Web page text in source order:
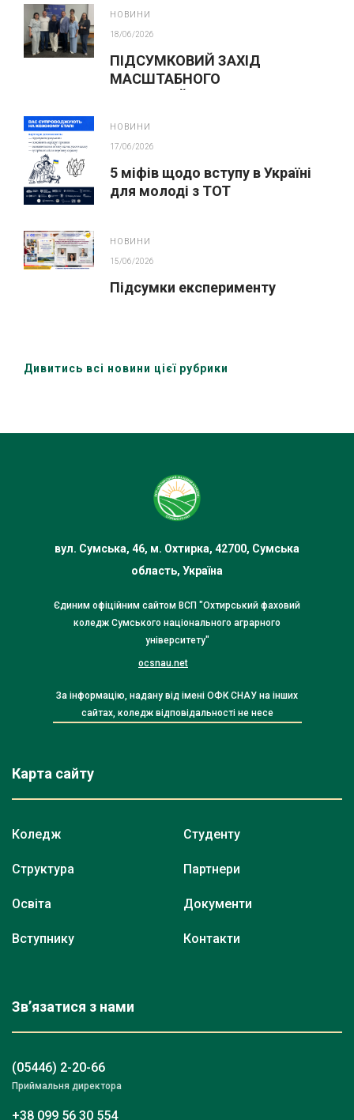
НОВИНИ
18/06/2026
ПІДСУМКОВИЙ ЗАХІД
МАСШТАБНОГО
НОВИНИ
17/06/2026
5 міфів щодо вступу в Україні
для молоді з ТОТ
НОВИНИ
15/06/2026
Підсумки експерименту
Дивитись всі новини цієї рубрики
вул. Сумська, 46, м. Охтирка, 42700, Сумська
область, Україна
Єдиним офіційним сайтом ВСП "Охтирський фаховий
коледж Сумського національного аграрного
університету"
ocsnau.net
За інформацію, надану від імені ОФК СНАУ на інших
сайтах, коледж відповідальності не несе
Карта сайту
Коледж
Структура
Освіта
Вступнику
Студенту
Партнери
Документи
Контакти
Зв’язатися з нами
(05446) 2-20-66
Приймальня директора
+38 099 56 30 554